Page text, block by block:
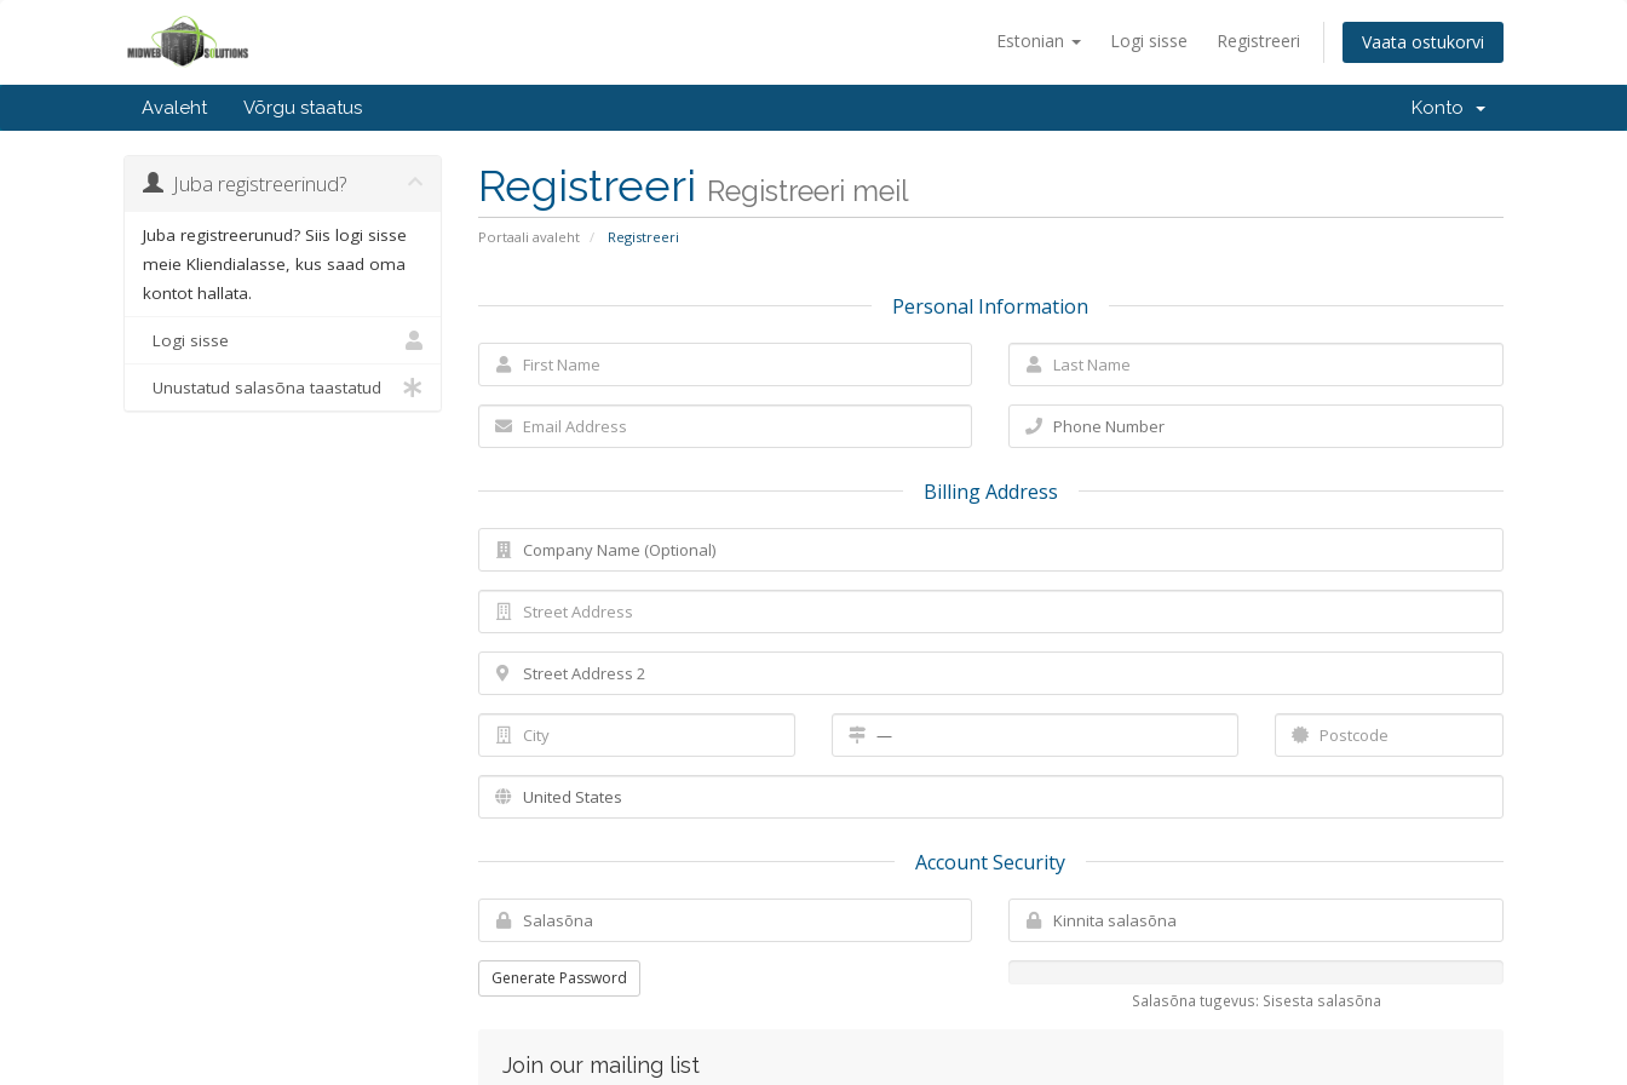
Estonian Logi sisse Registreeri Vaata ostukorvi
Avaleht Võrgu staatus Konto
Registreeri Registreeri meil
Portaali avaleht Registreeri
Juba registreerinud?
Juba registreerunud? Siis logi sisse
meie Kliendialasse, kus saad oma
kontot hallata.
Logi sisse
Unustatud salasõna taastatud
Personal Information
Billing Address
Account Security
Generate Password
Salasõna tugevus: Sisesta salasõna
Join our mailing list